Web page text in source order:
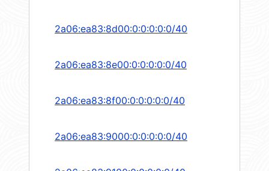
2a06:ea83:8d00:0:0:0:0:0/40
2a06:ea83:8e00:0:0:0:0:0/40
2a06:ea83:8f00:0:0:0:0:0/40
2a06:ea83:9000:0:0:0:0:0/40